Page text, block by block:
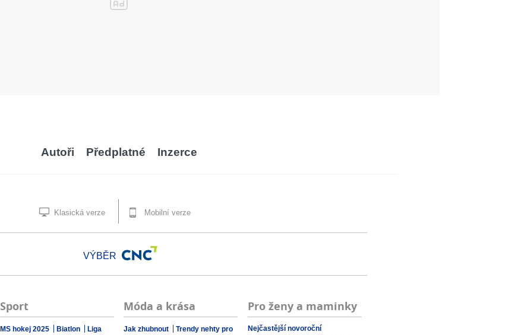
Autoři Předplatné Inzerce
Klasická verze Mobilní verze
VÝBĚR
Sport
MS hokej 2025 Biatlon
Liga
Móda a krása
Jak zhubnout
Trendy nehty pro
Pro ženy a maminky
Nejčastější novoroční